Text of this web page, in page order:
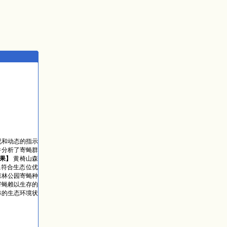
动态的指示
分析了寄蝇群
果】黄椅山森
合生态位优
林公园寄蝇种
赖以生存的
的生态环境状